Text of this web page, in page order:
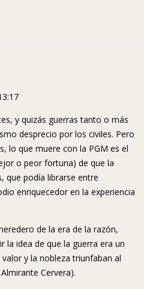
y quizás guerras tanto o más
desprecio por los civiles. Pero
lo que muere con la PGM es el
o peor fortuna) de que la
que podía librarse entre
enriquecedor en la experiencia
de la era de la razón,
la idea de que la guerra era un
y la nobleza triunfaban al
Cervera).